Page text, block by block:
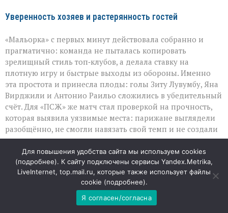
Уверенность хозяев и растерянность гостей
«Мальорка» с первых минут действовала собранно и
прагматично: команда не пыталась копировать
зрелищный стиль топ‑клубов, а делала ставку на
плотную игру и быстрые выходы из обороны. Именно
эта простота и принесла плоды: голы Зиту Лувумбу, Яна
Вирджили и Антонио Раильо сложились в убедительный
счёт. Для «ПСЖ» же матч стал проверкой на прочность,
которая выявила уязвимые места: парижане выглядели
разобщённо, не смогли навязать свой темп и не создали
по-настоящему опасных моментов у чужих ворот.
Вратарский вопрос: непростой выбор для тренерского
штаба
Особое внимание в этой встрече привлёк эпизод с
Для повышения удобства сайта мы используем cookies
(подробнее). К сайту подключены сервисы Yandex.Metrika,
LiveInternet, top.mail.ru, которые также использует файлы
cookie (подробнее).
Я согласен/согласна